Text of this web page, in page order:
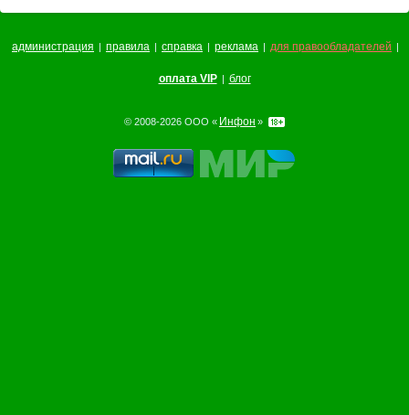
администрация | правила | справка | реклама | для правообладателей |
оплата VIP | блог
© 2008-2026 ООО « Инфон »